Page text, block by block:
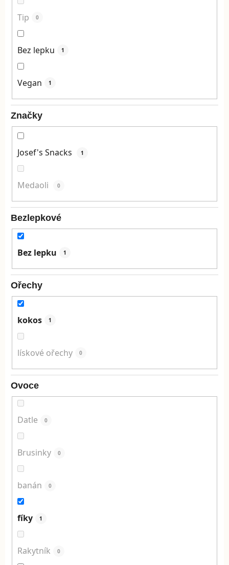
Tip 0
Bez lepku 1
Vegan 1
Značky
Josef's Snacks 1
Medaoli 0
Bezlepkové
Bez lepku 1
Ořechy
kokos 1
lískové ořechy 0
Ovoce
Datle 0
Brusinky 0
banán 0
fíky 1
Rakytník 0